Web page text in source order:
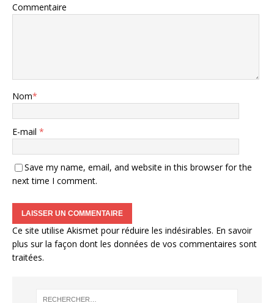
Commentaire
Nom*
E-mail *
Save my name, email, and website in this browser for the
next time I comment.
Ce site utilise Akismet pour réduire les indésirables. En savoir
plus sur la façon dont les données de vos commentaires sont
traitées.